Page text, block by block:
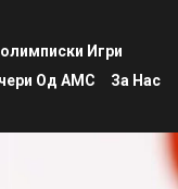
Игри
Од АМС За Нас